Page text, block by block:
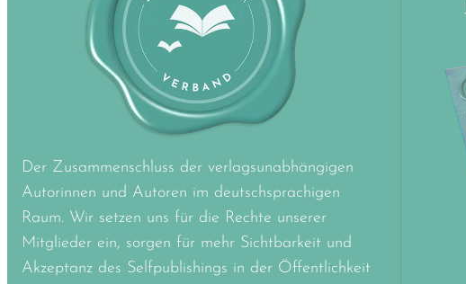
Der Zusammenschluss der verlagsunabhängigen
Autorinnen und Autoren im deutschsprachigen
Raum. Wir setzen uns für die Rechte unserer
Mitglieder ein, sorgen für mehr Sichtbarkeit und
Akzeptanz des Selfpublishings in der Öffentlichkeit